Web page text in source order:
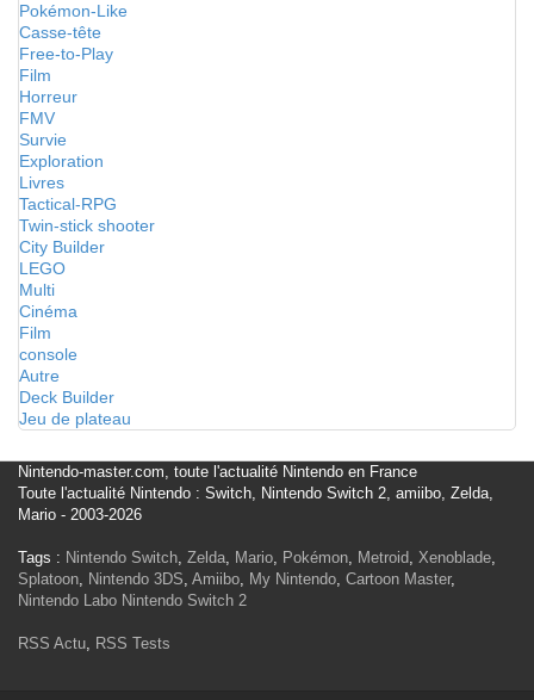
Pokémon-Like
Casse-tête
Free-to-Play
Film
Horreur
FMV
Survie
Exploration
Livres
Tactical-RPG
Twin-stick shooter
City Builder
LEGO
Multi
Cinéma
Film
console
Autre
Deck Builder
Jeu de plateau
Nintendo-master.com, toute l'actualité Nintendo en France
Toute l'actualité Nintendo : Switch, Nintendo Switch 2, amiibo, Zelda,
Mario - 2003-2026
Tags : Nintendo Switch, Zelda, Mario, Pokémon, Metroid, Xenoblade,
Splatoon, Nintendo 3DS, Amiibo, My Nintendo, Cartoon Master,
Nintendo Labo Nintendo Switch 2
RSS Actu, RSS Tests